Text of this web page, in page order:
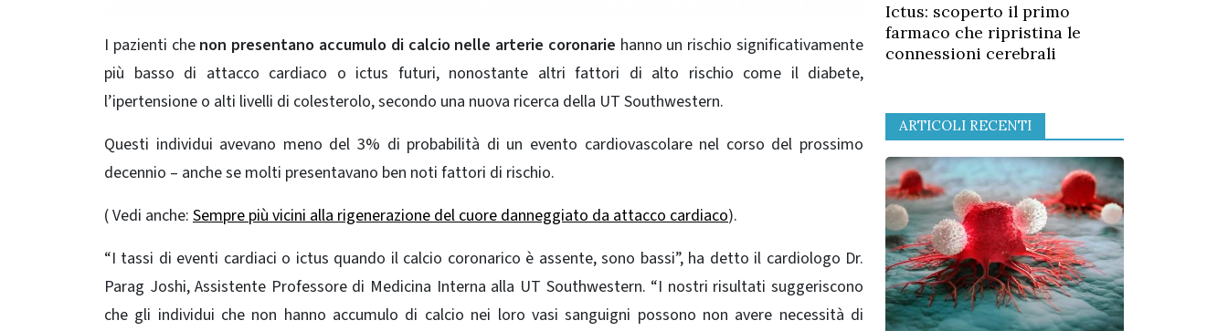
I pazienti chenon presentano accumulo di calcio nelle arterie coronarie hanno un rischio significativamente
più basso di attacco cardiaco o ictus futuri, nonostante altri fattori di alto rischio come il diabete,
l’ipertensione o alti livelli di colesterolo, secondo una nuova ricerca della UT Southwestern.
Questi individui avevano meno del 3% di probabilità di un evento cardiovascolare nel corso del prossimo
decennio – anche se molti presentavano ben noti fattori di rischio.
( Vedi anche: Sempre più vicini alla rigenerazione del cuore danneggiato da attacco cardiaco).
“I tassi di eventi cardiaci o ictus quando il calcio coronarico è assente, sono bassi”, ha detto il cardiologo Dr.
Parag Joshi, Assistente Professore di Medicina Interna alla UT Southwestern. “I nostri risultati suggeriscono
che gli individui che non hanno accumulo di calcio nei loro vasi sanguigni possono non avere necessità di
Ictus: scoperto il primo
farmaco che ripristina le
connessioni cerebrali
ARTICOLI RECENTI